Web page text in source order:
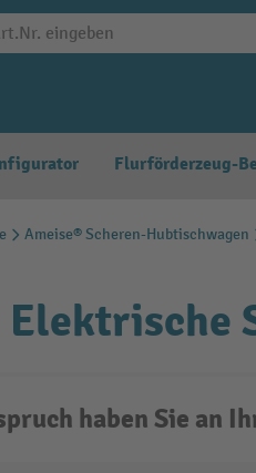
Flurförderzeug-
Ameise® Scheren-Hubtischwagen
haben Sie an